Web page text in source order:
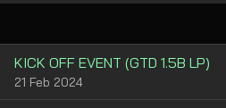
KICK OFF EVENT (GTD 1.5B LP)
21 Feb 2024